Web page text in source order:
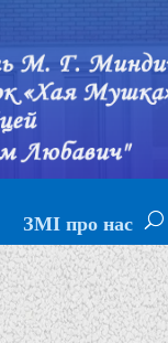
ЗМІ про нас